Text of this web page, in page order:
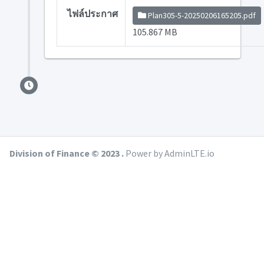
ไฟล์ประกาศ Plan305-5-20250206165205.pdf
105.867 MB
Division of Finance © 2023 . Power by AdminLTE.io